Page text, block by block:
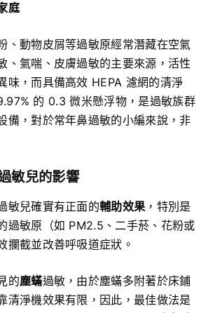
庭
、動物皮屑等過敏原經常潛藏在空氣
、氣喘、皮膚過敏的主要來源，活性
味，而具備高效 HEPA 濾網的清淨
的 0.3 微米懸浮物，是過敏族群
備，對於常年鼻過敏的小編來說，非
敏兒的影響
敏兒確實有正面的輔助效果，特別是
過敏原（如 PM2.5、二手菸、花粉或
攔截並改善呼吸道症狀。
的塵蟎過敏，由於塵蟎多附著於床鋪
清淨機效果有限，因此，最佳做法是